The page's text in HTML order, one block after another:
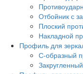
Отбойник с
Плоский
Накладной
Профиль для
С-образный